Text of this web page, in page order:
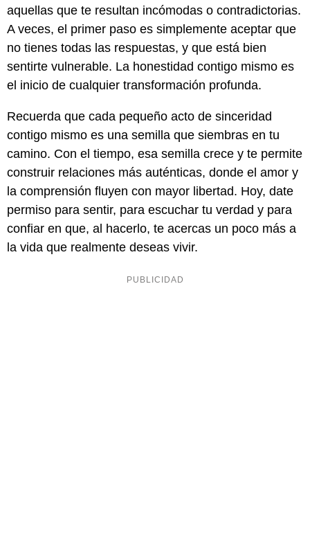
aquellas que te resultan incómodas o contradictorias.
A veces, el primer paso es simplemente aceptar que
no tienes todas las respuestas, y que está bien
sentirte vulnerable. La honestidad contigo mismo es
el inicio de cualquier transformación profunda.
Recuerda que cada pequeño acto de sinceridad
contigo mismo es una semilla que siembras en tu
camino. Con el tiempo, esa semilla crece y te permite
construir relaciones más auténticas, donde el amor y
la comprensión fluyen con mayor libertad. Hoy, date
permiso para sentir, para escuchar tu verdad y para
confiar en que, al hacerlo, te acercas un poco más a
la vida que realmente deseas vivir.